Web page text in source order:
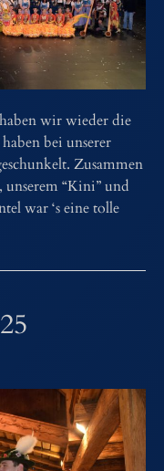
wir wieder die
bei unserer
Zusammen
“Kini” und
war ‘s eine tolle